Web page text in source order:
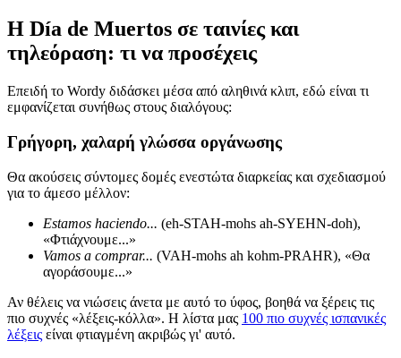
Η Día de Muertos σε ταινίες και
τηλεόραση: τι να προσέχεις
Επειδή το Wordy διδάσκει μέσα από αληθινά κλιπ, εδώ είναι τι
εμφανίζεται συνήθως στους διαλόγους:
Γρήγορη, χαλαρή γλώσσα οργάνωσης
Θα ακούσεις σύντομες δομές ενεστώτα διαρκείας και σχεδιασμού
για το άμεσο μέλλον:
Estamos haciendo... (eh-STAH-mohs ah-SYEHN-doh),
«Φτιάχνουμε...»
Vamos a comprar... (VAH-mohs ah kohm-PRAHR), «Θα
αγοράσουμε...»
Αν θέλεις να νιώσεις άνετα με αυτό το ύφος, βοηθά να ξέρεις τις
πιο συχνές «λέξεις-κόλλα». Η λίστα μας 100 πιο συχνές ισπανικές
λέξεις είναι φτιαγμένη ακριβώς γι' αυτό.